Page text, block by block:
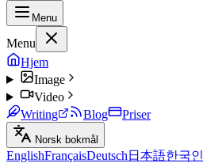
Menu
Menu
Hjem
Image
Video
Writing
Blog Priser
Norsk bokmål
EnglishFrançaisDeutsch 日本語한국인